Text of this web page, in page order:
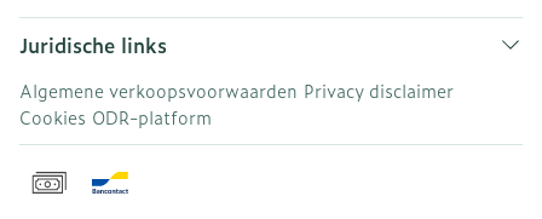
Juridische links
Algemene verkoopsvoorwaarden Privacy disclaimer
Cookies ODR-platform